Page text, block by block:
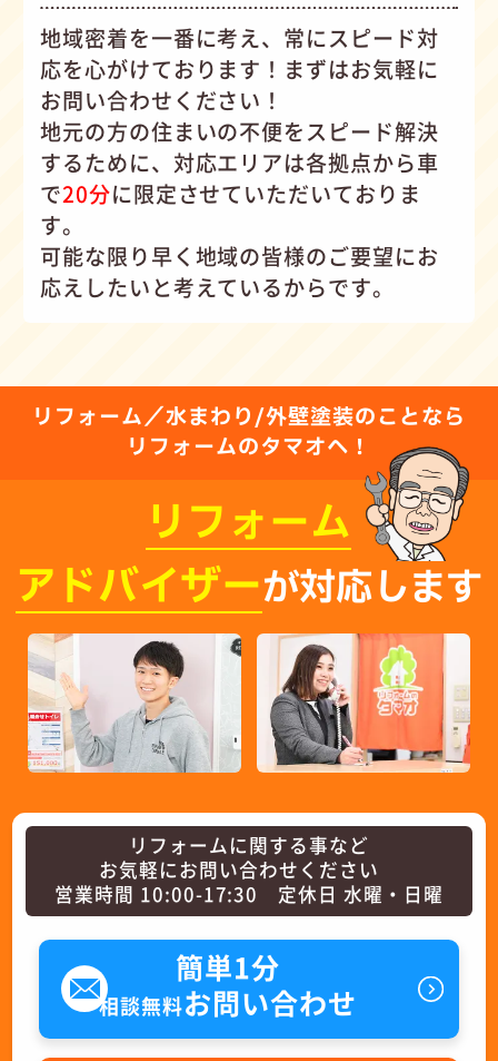
地域密着を一番に考え、常にスピード対
応を心がけております！まずはお気軽に
お問い合わせください！
地元の方の住まいの不便をスピード解決
するために、対応エリアは各拠点から車
で20分に限定させていただいておりま
す。
可能な限り早く地域の皆様のご要望にお
応えしたいと考えているからです。
リフォーム／水まわり/外壁塗装のことなら
リフォームのタマオへ！
リフォーム
アドバイザーが対応します
リフォームに関する事など
お気軽にお問い合わせください
営業時間 10:00-17:30 定休日 水曜・日曜
簡単1分
相談無料お問い合わせ